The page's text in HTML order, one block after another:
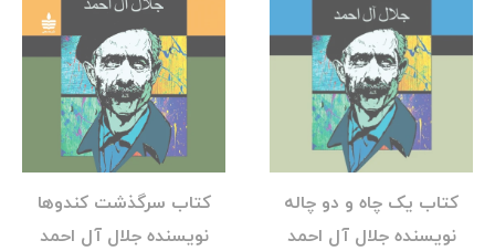
کتاب یک چاه و دو چاله
نویسنده جلال آل احمد
کتاب سرگذشت کندوها
نویسنده جلال آل احمد